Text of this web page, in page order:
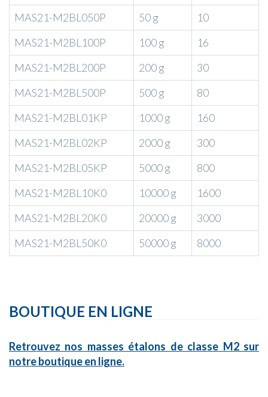
MAS21-M2BL050P
50 g
10
MAS21-M2BL100P
100 g
16
MAS21-M2BL200P
200 g
30
MAS21-M2BL500P
500 g
80
MAS21-M2BL01KP
1000 g
160
MAS21-M2BL02KP
2000 g
300
MAS21-M2BL05KP
5000 g
800
MAS21-M2BL10K0
10000 g
1600
MAS21-M2BL20K0
20000 g
3000
MAS21-M2BL50K0
50000 g 8000
BOUTIQUE EN LIGNE
Retrouvez nos masses étalons de classe M2 sur
notre boutique en ligne.